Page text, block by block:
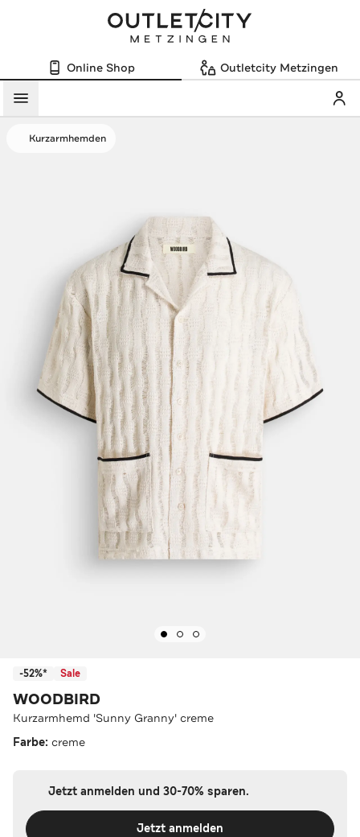
Online Shop Outletcity Metzingen
Menü
Kurzarmhemden
-52%* Sale
WOODBIRD
Kurzarmhemd 'Sunny Granny' creme
Farbe: creme
Jetzt anmelden und 30-70% sparen.
Jetzt anmelden